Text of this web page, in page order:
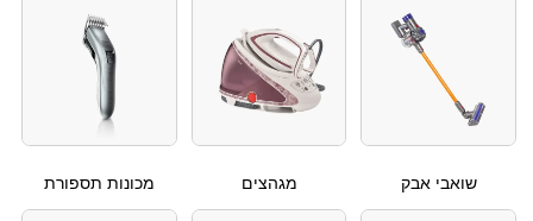
שואבי אבק מגהצים מכונות תספורת